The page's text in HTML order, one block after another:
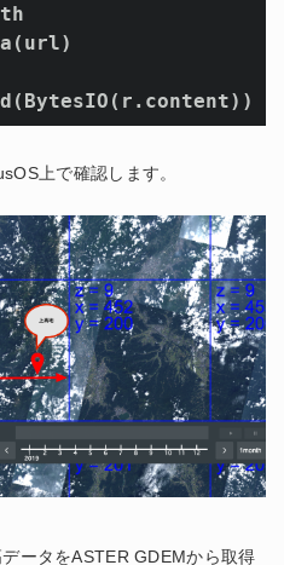
上で確認します。
ータをASTER GDEMから取得